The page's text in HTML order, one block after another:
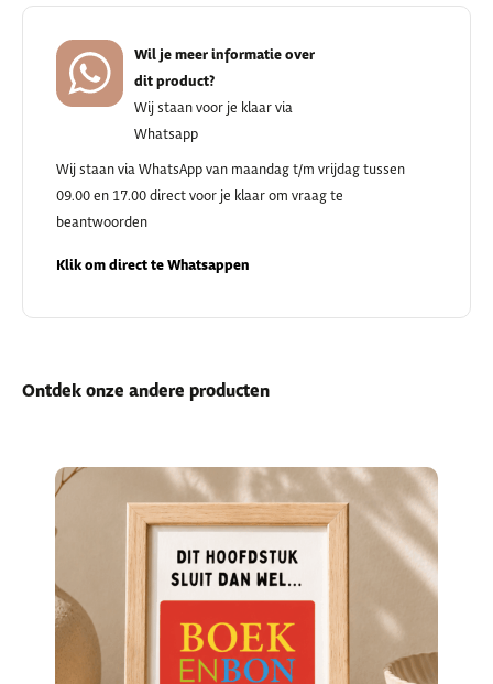
Wil je meer informatie over
dit product?
Wij staan voor je klaar via
Whatsapp
Wij staan via WhatsApp van maandag t/m vrijdag tussen
09.00 en 17.00 direct voor je klaar om vraag te
beantwoorden
Klik om direct te Whatsappen
Ontdek onze andere producten